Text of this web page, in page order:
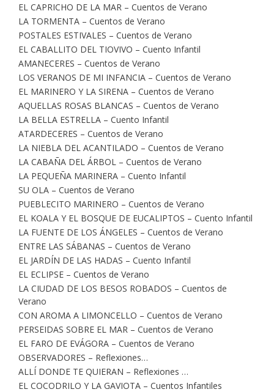
EL CAPRICHO DE LA MAR – Cuentos de Verano
LA TORMENTA – Cuentos de Verano
POSTALES ESTIVALES – Cuentos de Verano
EL CABALLITO DEL TIOVIVO – Cuento Infantil
AMANECERES – Cuentos de Verano
LOS VERANOS DE MI INFANCIA – Cuentos de Verano
EL MARINERO Y LA SIRENA – Cuentos de Verano
AQUELLAS ROSAS BLANCAS – Cuentos de Verano
LA BELLA ESTRELLA – Cuento Infantil
ATARDECERES – Cuentos de Verano
LA NIEBLA DEL ACANTILADO – Cuentos de Verano
LA CABAÑA DEL ÁRBOL – Cuentos de Verano
LA PEQUEÑA MARINERA – Cuento Infantil
SU OLA – Cuentos de Verano
PUEBLECITO MARINERO – Cuentos de Verano
EL KOALA Y EL BOSQUE DE EUCALIPTOS – Cuento Infantil
LA FUENTE DE LOS ÁNGELES – Cuentos de Verano
ENTRE LAS SÁBANAS – Cuentos de Verano
EL JARDÍN DE LAS HADAS – Cuento Infantil
EL ECLIPSE – Cuentos de Verano
LA CIUDAD DE LOS BESOS ROBADOS – Cuentos de
Verano
CON AROMA A LIMONCELLO – Cuentos de Verano
PERSEIDAS SOBRE EL MAR – Cuentos de Verano
EL FARO DE EVÁGORA – Cuentos de Verano
OBSERVADORES – Reflexiones…
ALLÍ DONDE TE QUIERAN – Reflexiones …
EL COCODRILO Y LA GAVIOTA – Cuentos Infantiles